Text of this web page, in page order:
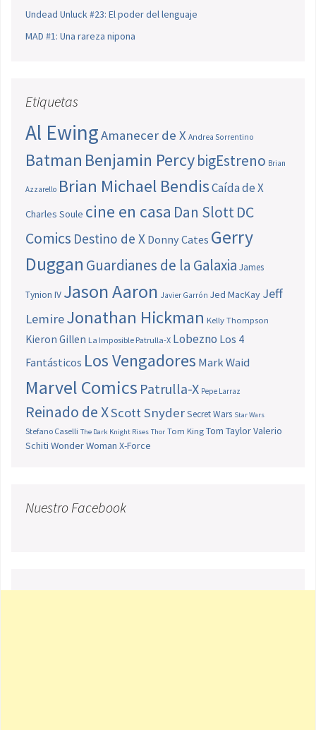
Undead Unluck #23: El poder del lenguaje
MAD #1: Una rareza nipona
Etiquetas
Al EwingAmanecer de X Andrea Sorrentino
Batman Benjamin PercybigEstreno Brian
Azzarello Brian Michael BendisCaída de X
Charles Soule cine en casa Dan SlottDC
Comics Destino de X Donny Cates Gerry
Duggan Guardianes de la Galaxia James
Tynion IV Jason Aaron Javier Garrón Jed MacKay Jeff
LemireJonathan Hickman Kelly Thompson
Kieron Gillen La Imposible Patrulla-X Lobezno Los 4
Fantásticos Los Vengadores Mark Waid
Marvel Comics Patrulla-X Pepe Larraz
Reinado de XScott SnyderSecret Wars Star Wars
Stefano Caselli The Dark Knight Rises Thor Tom King Tom TaylorValerio
Schiti Wonder Woman X-Force
Nuestro Facebook